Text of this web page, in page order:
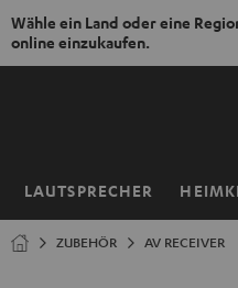
Wähle ein Land oder eine
online einzukaufen.
ZUM
LAUTSPRECHER
Startseite
ZUBEHÖR AV RECEIVER